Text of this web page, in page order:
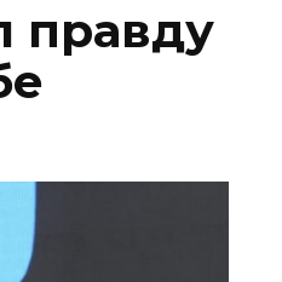
правду